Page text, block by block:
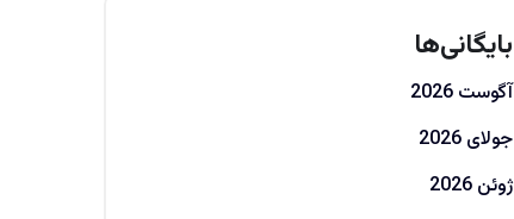
بایگانی‌ها
آگوست 2026
جولای 2026
ژوئن 2026